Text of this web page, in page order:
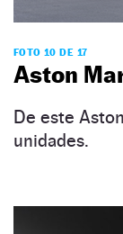
FOTO 10 DE 17
Aston
De este
unidades.